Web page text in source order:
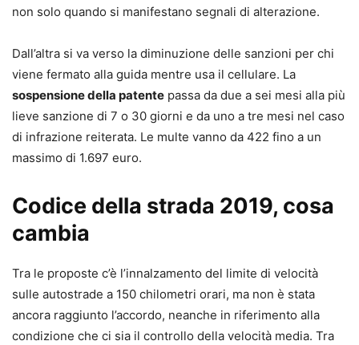
non solo quando si manifestano segnali di alterazione.
Dall’altra si va verso la diminuzione delle sanzioni per chi
viene fermato alla guida mentre usa il cellulare. La
sospensione della patente passa da due a sei mesi alla più
lieve sanzione di 7 o 30 giorni e da uno a tre mesi nel caso
di infrazione reiterata. Le multe vanno da 422 fino a un
massimo di 1.697 euro.
Codice della strada 2019, cosa
cambia
Tra le proposte c’è l’innalzamento del limite di velocità
sulle autostrade a 150 chilometri orari, ma non è stata
ancora raggiunto l’accordo, neanche in riferimento alla
condizione che ci sia il controllo della velocità media. Tra